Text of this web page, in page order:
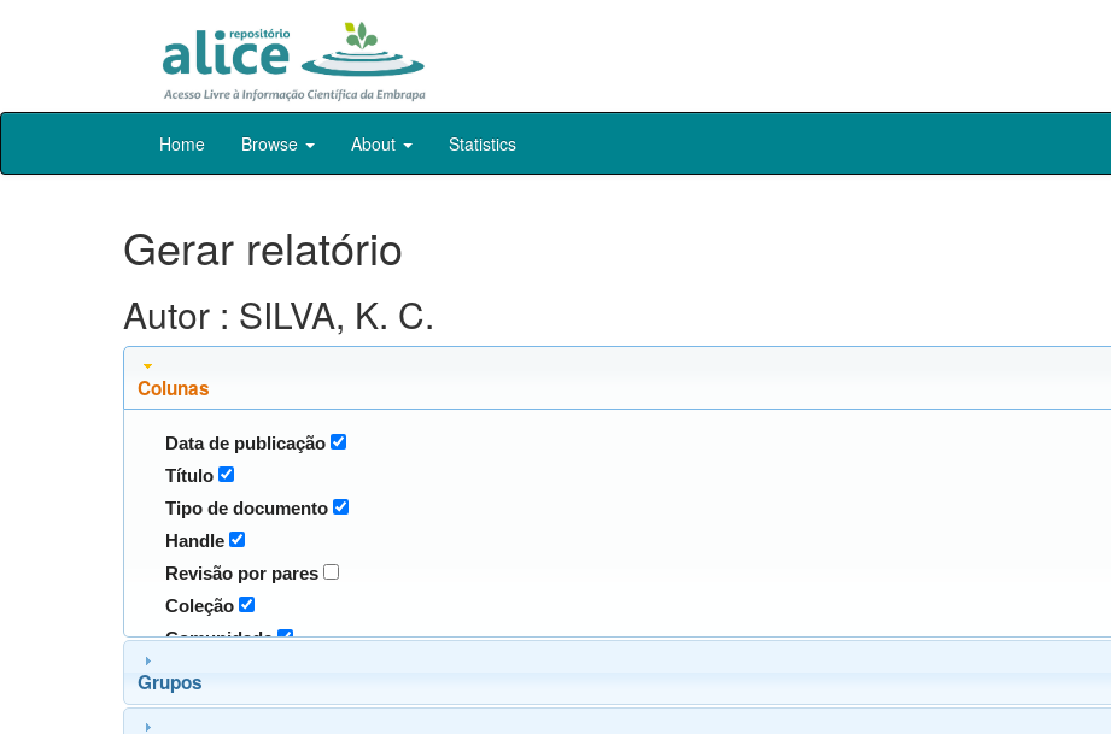
Skip
Home Browse About Statistics
Gerar relatório
Autor : SILVA, K. C.
Colunas
Data de publicação
Título
Tipo de documento
Handle
Revisão por pares
Coleção
Comunidade
Grupos